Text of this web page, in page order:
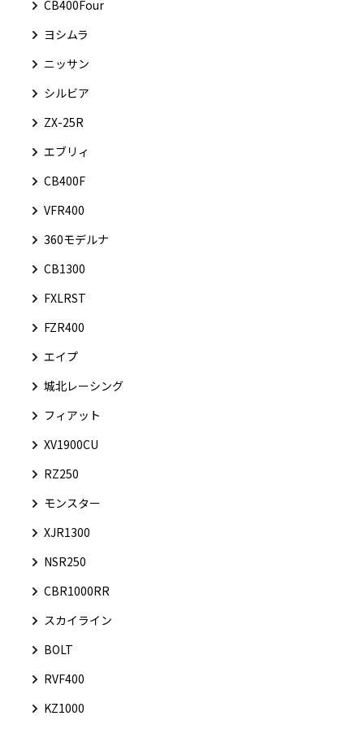
CB400Four
ヨシムラ
ニッサン
シルビア
ZX-25R
エブリィ
CB400F
VFR400
360モデルナ
CB1300
FXLRST
FZR400
エイプ
城北レーシング
フィアット
XV1900CU
RZ250
モンスター
XJR1300
NSR250
CBR1000RR
スカイライン
BOLT
RVF400
KZ1000